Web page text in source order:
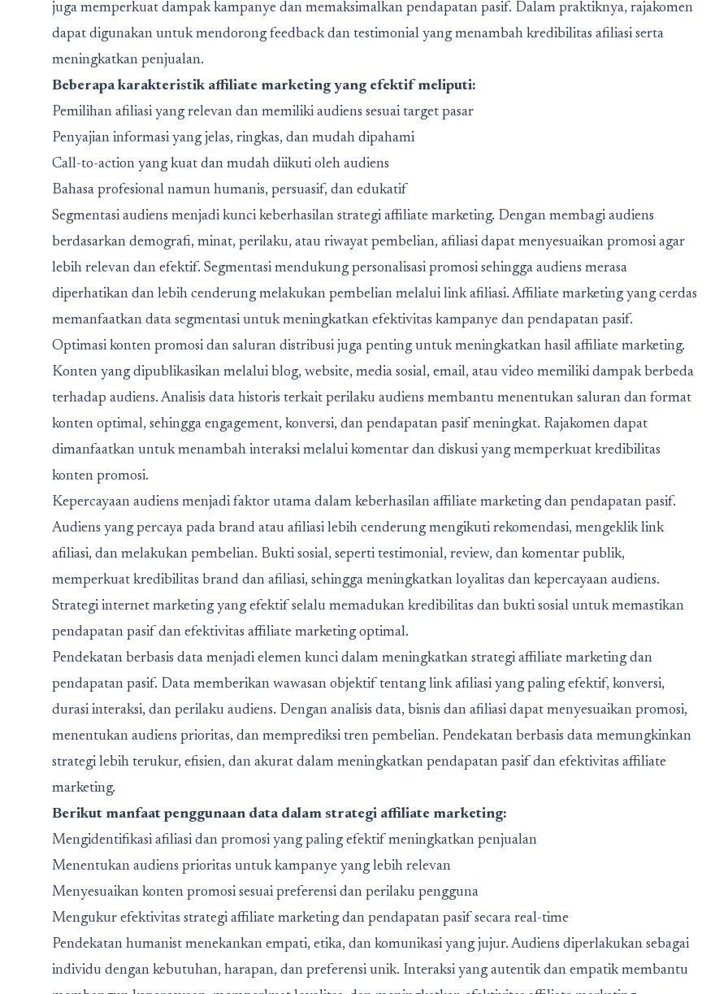
juga memperkuat dampak kampanye dan memaksimalkan pendapatan pasif. Dalam praktiknya, rajakomen
dapat digunakan untuk mendorong feedback dan testimonial yang menambah kredibilitas afiliasi serta
meningkatkan penjualan.
Beberapa karakteristik affiliate marketing yang efektif meliputi:
Pemilihan afiliasi yang relevan dan memiliki audiens sesuai target pasar
Penyajian informasi yang jelas, ringkas, dan mudah dipahami
Call-to-action yang kuat dan mudah diikuti oleh audiens
Bahasa profesional namun humanis, persuasif, dan edukatif
Segmentasi audiens menjadi kunci keberhasilan strategi affiliate marketing. Dengan membagi audiens
berdasarkan demografi, minat, perilaku, atau riwayat pembelian, afiliasi dapat menyesuaikan promosi agar
lebih relevan dan efektif. Segmentasi mendukung personalisasi promosi sehingga audiens merasa
diperhatikan dan lebih cenderung melakukan pembelian melalui link afiliasi. Affiliate marketing yang cerdas
memanfaatkan data segmentasi untuk meningkatkan efektivitas kampanye dan pendapatan pasif.
Optimasi konten promosi dan saluran distribusi juga penting untuk meningkatkan hasil affiliate marketing.
Konten yang dipublikasikan melalui blog, website, media sosial, email, atau video memiliki dampak berbeda
terhadap audiens. Analisis data historis terkait perilaku audiens membantu menentukan saluran dan format
konten optimal, sehingga engagement, konversi, dan pendapatan pasif meningkat. Rajakomen dapat
dimanfaatkan untuk menambah interaksi melalui komentar dan diskusi yang memperkuat kredibilitas
konten promosi.
Kepercayaan audiens menjadi faktor utama dalam keberhasilan affiliate marketing dan pendapatan pasif.
Audiens yang percaya pada brand atau afiliasi lebih cenderung mengikuti rekomendasi, mengeklik link
afiliasi, dan melakukan pembelian. Bukti sosial, seperti testimonial, review, dan komentar publik,
memperkuat kredibilitas brand dan afiliasi, sehingga meningkatkan loyalitas dan kepercayaan audiens.
Strategi internet marketing yang efektif selalu memadukan kredibilitas dan bukti sosial untuk memastikan
pendapatan pasif dan efektivitas affiliate marketing optimal.
Pendekatan berbasis data menjadi elemen kunci dalam meningkatkan strategi affiliate marketing dan
pendapatan pasif. Data memberikan wawasan objektif tentang link afiliasi yang paling efektif, konversi,
durasi interaksi, dan perilaku audiens. Dengan analisis data, bisnis dan afiliasi dapat menyesuaikan promosi,
menentukan audiens prioritas, dan memprediksi tren pembelian. Pendekatan berbasis data memungkinkan
strategi lebih terukur, efisien, dan akurat dalam meningkatkan pendapatan pasif dan efektivitas affiliate
marketing.
Berikut manfaat penggunaan data dalam strategi affiliate marketing:
Mengidentifikasi afiliasi dan promosi yang paling efektif meningkatkan penjualan
Menentukan audiens prioritas untuk kampanye yang lebih relevan
Menyesuaikan konten promosi sesuai preferensi dan perilaku pengguna
Mengukur efektivitas strategi affiliate marketing dan pendapatan pasif secara real-time
Pendekatan humanist menekankan empati, etika, dan komunikasi yang jujur. Audiens diperlakukan sebagai
individu dengan kebutuhan, harapan, dan preferensi unik. Interaksi yang autentik dan empatik membantu